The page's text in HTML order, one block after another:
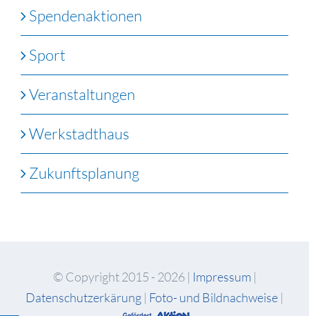
Spendenaktionen
Sport
Veranstaltungen
Werkstadthaus
Zukunftsplanung
© Copyright 2015 - 2026 | Impressum |
Datenschutzerkärung | Foto- und Bildnachweise |